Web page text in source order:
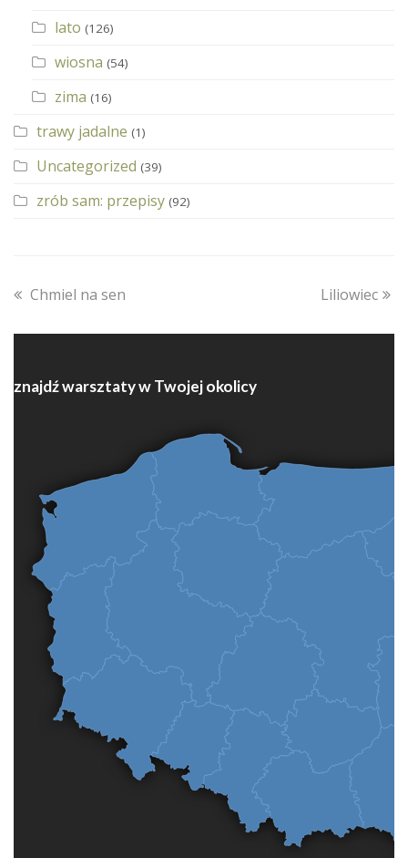
lato (126)
wiosna (54)
zima (16)
trawy jadalne (1)
Uncategorized (39)
zrób sam: przepisy (92)
previous
Chmiel na sen
next
Liliowiec
znajdź warsztaty w Twojej okolicy